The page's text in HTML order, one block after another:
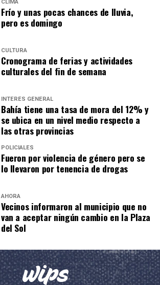
CLIMA
Frío y unas pocas chances de lluvia,
pero es domingo
CULTURA
Cronograma de ferias y actividades
culturales del fin de semana
INTERÉS GENERAL
Bahía tiene una tasa de mora del 12% y
se ubica en un nivel medio respecto a
las otras provincias
POLICIALES
Fueron por violencia de género pero se
lo llevaron por tenencia de drogas
AHORA
Vecinos informaron al municipio que no
van a aceptar ningún cambio en la Plaza
del Sol